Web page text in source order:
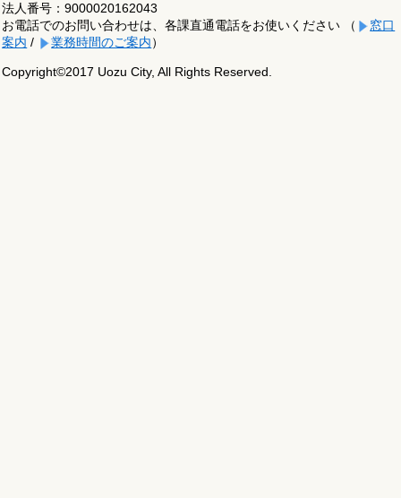
法人番号：9000020162043
お電話でのお問い合わせは、各課直通電話をお使いください （
窓口
案内 / 業務時間のご案内）
Copyright©2017 Uozu City, All Rights Reserved.